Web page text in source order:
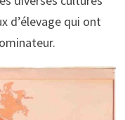
d’élevage qui ont